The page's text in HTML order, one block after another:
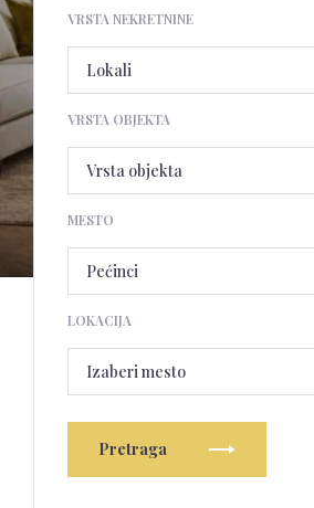
VRSTA NEKRETNINE
VRSTA OBJEKTA
MESTO
LOKACIJA
Izaberi mesto
Pretraga